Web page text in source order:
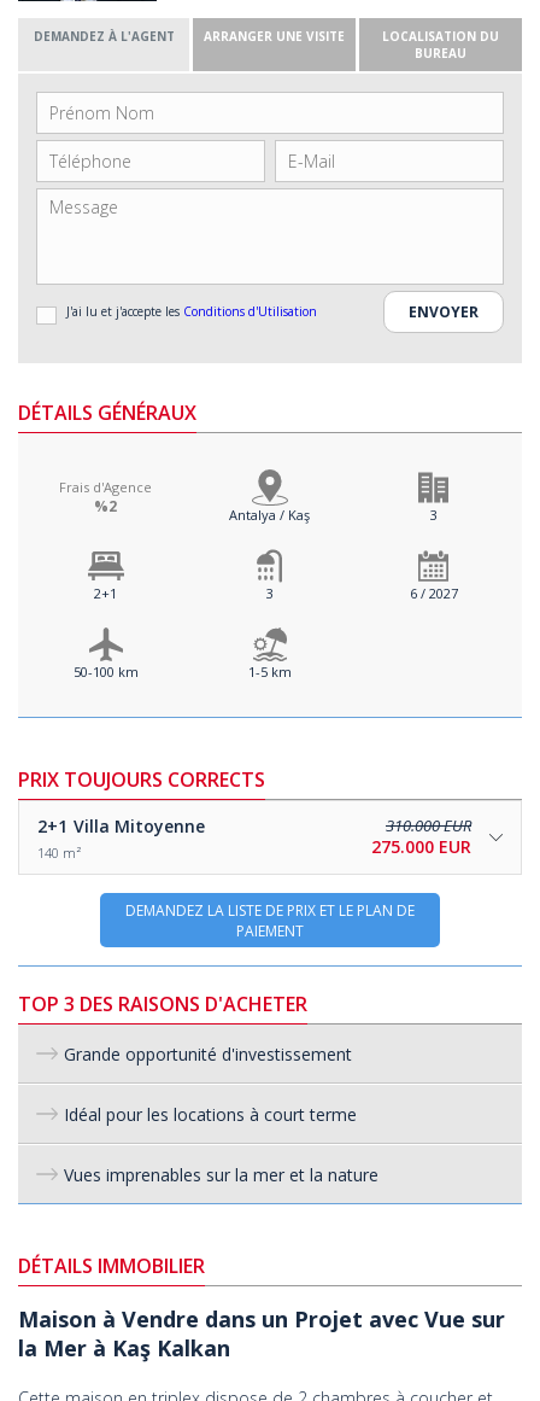
DEMANDEZ À L'AGENT ARRANGER UNE VISITE
LOCALISATION DU
BUREAU
J'ai lu et j'accepte les Conditions d'Utilisation
DÉTAILS GÉNÉRAUX
Frais d'Agence
%2 Antalya / Kaş 3
2+1 3 6 / 2027
50-100 km 1-5 km
PRIX TOUJOURS CORRECTS
2+1 Villa Mitoyenne
140 m²
310.000 EUR
275.000 EUR
DEMANDEZ LA LISTE DE PRIX ET LE PLAN DE
PAIEMENT
TOP 3 DES RAISONS D'ACHETER
Grande opportunité d'investissement
Idéal pour les locations à court terme
Vues imprenables sur la mer et la nature
DÉTAILS IMMOBILIER
Maison à Vendre dans un Projet avec Vue sur
la Mer à Kaş Kalkan